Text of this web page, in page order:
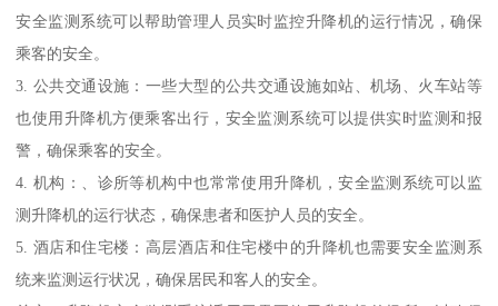
安全监测系统可以帮助管理人员实时监控升降机的运行情况，确保
乘客的安全。
3. 公共交通设施：一些大型的公共交通设施如站、机场、火车站等
也使用升降机方便乘客出行，安全监测系统可以提供实时监测和报
警，确保乘客的安全。
4. 机构：、诊所等机构中也常常使用升降机，安全监测系统可以监
测升降机的运行状态，确保患者和医护人员的安全。
5. 酒店和住宅楼：高层酒店和住宅楼中的升降机也需要安全监测系
统来监测运行状况，确保居民和客人的安全。